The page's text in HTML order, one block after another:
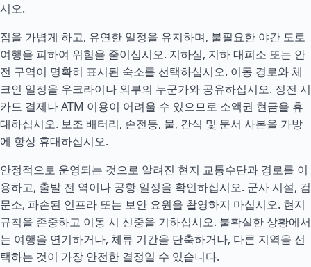
시오.
짐을 가볍게 하고, 유연한 일정을 유지하며, 불필요한 야간 도로
여행을 피하여 위험을 줄이십시오. 지하실, 지하 대피소 또는 안
전 구역이 명확히 표시된 숙소를 선택하십시오. 이동 경로와 체
크인 일정을 우크라이나 외부의 누군가와 공유하십시오. 정전 시
카드 결제나 ATM 이용이 어려울 수 있으므로 소액권 현금을 휴
대하십시오. 보조 배터리, 손전등, 물, 간식 및 문서 사본을 가방
에 항상 휴대하십시오.
안정적으로 운영되는 것으로 알려진 현지 교통수단과 경로를 이
용하고, 출발 전 역이나 공항 일정을 확인하십시오. 군사 시설, 검
문소, 파손된 인프라 또는 보안 요원을 촬영하지 마십시오. 현지
규칙을 존중하고 이동 시 신중을 기하십시오. 불확실한 상황에서
는 여행을 연기하거나, 체류 기간을 단축하거나, 다른 지역을 선
택하는 것이 가장 안전한 결정일 수 있습니다.